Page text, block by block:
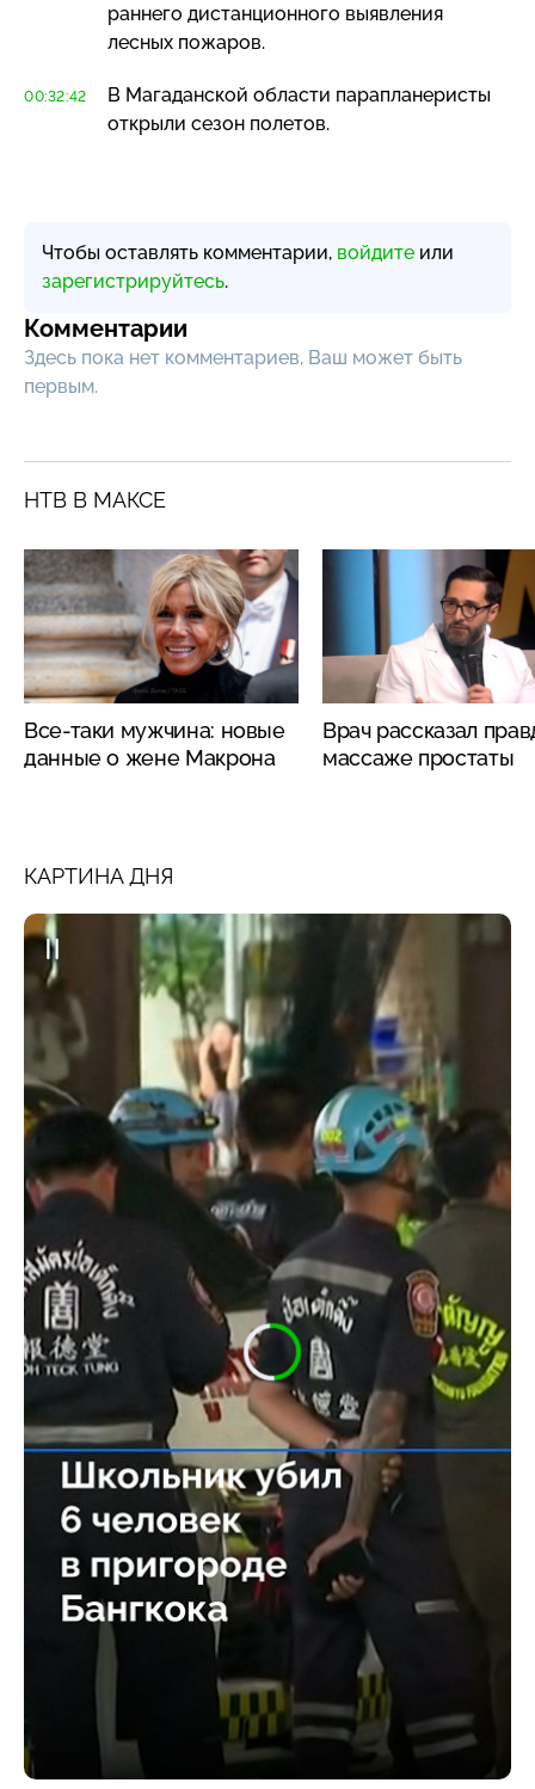
раннего дистанционного выявления
лесных пожаров.
00:32:42
В Магаданской области парапланеристы
открыли сезон полетов.
Чтобы оставлять комментарии, войдите или
зарегистрируйтесь.
Комментарии
Здесь пока нет комментариев, Ваш может быть
первым.
НТВ В МАКСЕ
Все-таки мужчина: новые
данные о жене Макрона
Врач рассказал
массаже простаты
КАРТИНА ДНЯ